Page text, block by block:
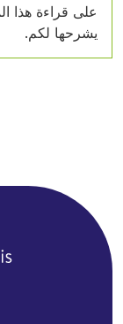
على قراءة هذا
يشرحها لكم.